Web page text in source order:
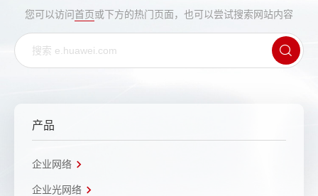
您可以访问首页或下方的热门页面，也可以尝试搜索网站内容
产品
企业网络
企业光网络